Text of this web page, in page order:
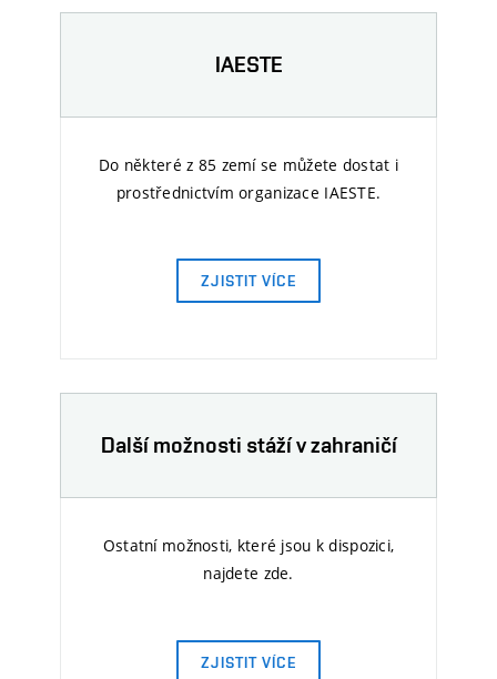
IAESTE
Do některé z 85 zemí se můžete dostat i
prostřednictvím organizace IAESTE.
ZJISTIT VÍCE
Další možnosti stáží v zahraničí
Ostatní možnosti, které jsou k dispozici,
najdete zde.
ZJISTIT VÍCE